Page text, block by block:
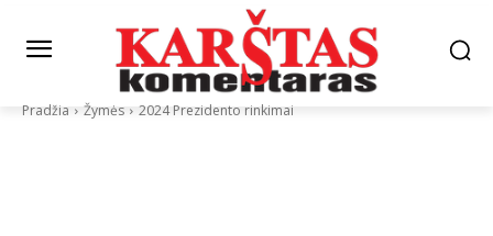
Pradžia Žymės 2024 Prezidento rinkimai